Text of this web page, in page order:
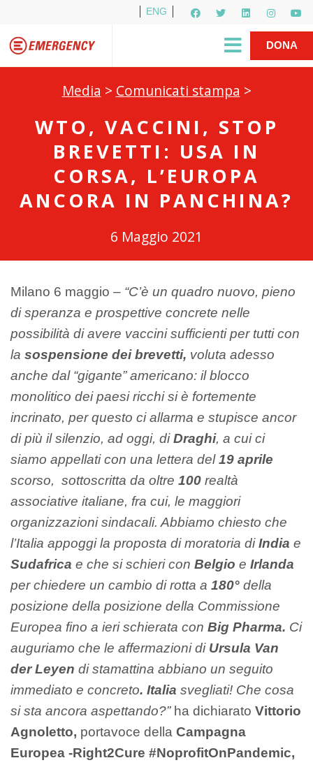
ENG
R1PUD1A
DONA
Media > Comunicati stampa >
WTO, VACCINI, STOP
BREVETTI: USA IN
CORSA, L’EUROPA
ANCORA IN PANCHINA?
6 Maggio 2021
Milano 6 maggio – “C’è un quadro nuovo, pieno
di speranza e prospettive concrete nelle
possibilità di avere vaccini sufficienti per tutti con
la sospensione dei brevetti, voluta adesso
anche dal “gigante” americano: il blocco
monolitico dei paesi ricchi si è fortemente
incrinato, per questo ci allarma e stupisce ancor
di più il silenzio, ad oggi, diDraghi, a cui ci
siamo appellati con una lettera del19 aprile
scorso, sottoscritta da oltre 100 realtà
associative italiane, fra cui, le maggiori
organizzazioni sindacali. Abbiamo chiesto che
l’Italia appoggi la proposta di moratoria diIndia e
Sudafrica e che si schieri con Belgio e Irlanda
per chiedere un cambio di rotta a 180° della
posizione della posizione della Commissione
Europea fino a ieri schierata con Big Pharma. Ci
auguriamo che le affermazioni diUrsula Van
der Leyen di stamattina abbiano un seguito
immediato e concreto. Italia svegliati! Che cosa
si sta ancora aspettando?”ha dichiarato Vittorio
Agnoletto, portavoce della Campagna
Europea -Right2Cure #NoprofitOnPandemic,